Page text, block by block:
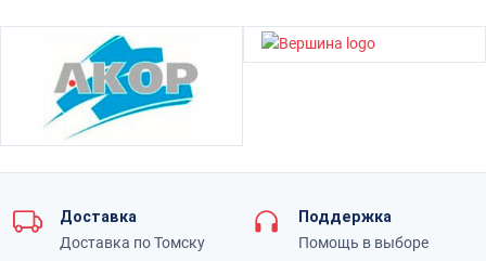
Доставка
Доставка по Томску
Поддержка
Помощь в выборе